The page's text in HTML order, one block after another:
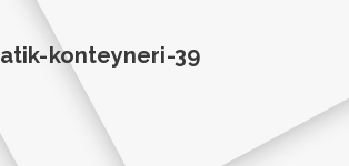
atik-konteyneri-39